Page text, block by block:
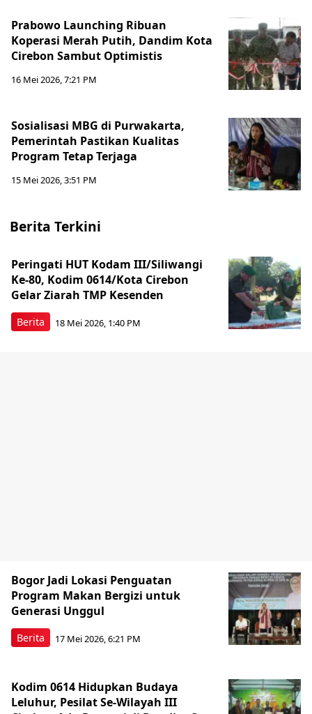
Prabowo Launching Ribuan
Koperasi Merah Putih, Dandim Kota
Cirebon Sambut Optimistis
16 Mei 2026, 7:21 PM
Sosialisasi MBG di Purwakarta,
Pemerintah Pastikan Kualitas
Program Tetap Terjaga
15 Mei 2026, 3:51 PM
Berita Terkini
Berita
Peringati HUT Kodam III/Siliwangi
Ke-80, Kodim 0614/Kota Cirebon
Gelar Ziarah TMP Kesenden
18 Mei 2026, 1:40 PM
Berita
Bogor Jadi Lokasi Penguatan
Program Makan Bergizi untuk
Generasi Unggul
17 Mei 2026, 6:21 PM
Kodim 0614 Hidupkan Budaya
Leluhur, Pesilat Se-Wilayah III